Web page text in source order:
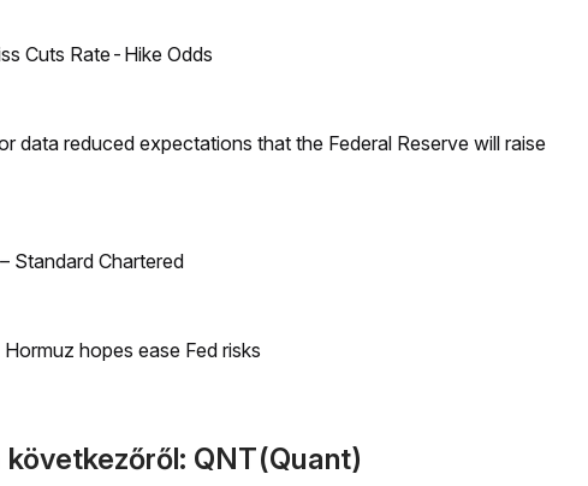
Cuts Rate-Hike Odds
data reduced expectations that the Federal Reserve will raise
Standard Chartered
hopes ease Fed risks
QNT(Quant)